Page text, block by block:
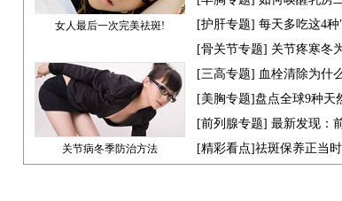
女人最后一次完美祛斑!
[护肝专题] 每天多吃这4
[骨关节专题] 关节疼寒冬
关节病冬季防治方法
[三高专题] 血栓清除为什
[美胸专题]盘点全球9种天
[前列腺专题] 最新发现：
[精彩看点]祛斑保养正当